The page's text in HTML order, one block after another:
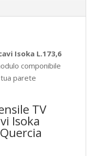
Isoka L.173,6
componibile
parete
TV
Isoka